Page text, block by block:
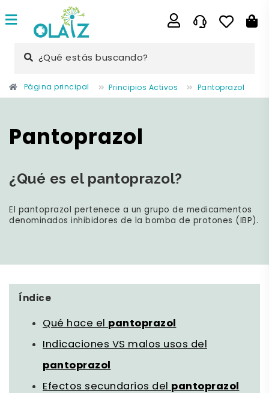
¿Qué estás buscando?
Página principal Principios Activos Pantoprazol
Pantoprazol
¿Qué es el pantoprazol?
El pantoprazol pertenece a un grupo de medicamentos
denominados inhibidores de la bomba de protones (IBP).
Índice
Qué hace elpantoprazol
Indicaciones VS malos usos del
pantoprazol
Efectos secundarios delpantoprazol